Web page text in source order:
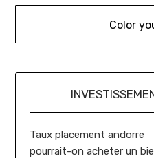
Color
Taux placement andorre
pourrait-on acheter un